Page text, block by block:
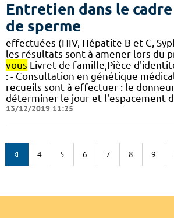
Entretien dans le
de sperme
effectuées (HIV, Hépatite B et C,
les résultats sont à amener lors du
vous Livret de famille,Pièce
: - Consultation en génétique
recueils sont à effectuer : le
déterminer le jour et l'espacement
13/12/2019 11:25
4 5 6 7 8 9